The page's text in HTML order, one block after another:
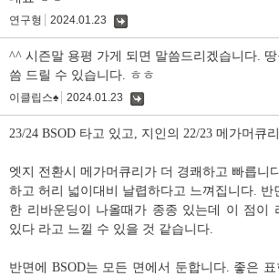
연구형 2024.01.23
^^ 시즌말 용평 가게 되면 말씀드리겠습니다.
씀 드릴 수 있습니다. ㅎㅎ
이클립스♠ 2024.01.23
23/24 BSOD 타고 있고, 지인의 22/23 메가머큐
엣지 전환시 메가머큐리가 더 경쾌하고 빠릅니
하고 허리 넓이대비 날렵하다고 느껴집니다. 반
한 리바운딩이 나올때가 종종 있는데 이 점이
있다 라고 느낄 수 있을 것 같습니다.
반면에 BSOD는 모든 면에서 둔합니다. 좋은